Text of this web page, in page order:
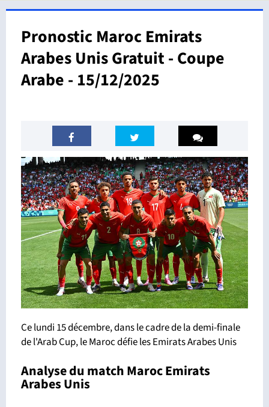
Pronostic Maroc Emirats
Arabes Unis Gratuit - Coupe
Arabe - 15/12/2025
Ce lundi 15 décembre, dans le cadre de la demi-finale
de l'Arab Cup, le Maroc défie les Emirats Arabes Unis
Analyse du match Maroc Emirats
Arabes Unis